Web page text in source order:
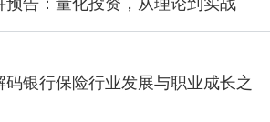
银行保险行业发展与职业成长之